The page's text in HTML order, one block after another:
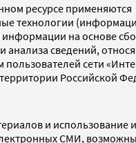
ресурсе применяются
технологии
информации на основе
анализа сведений,
пользователей сети
Российской
и использование
СМИ,